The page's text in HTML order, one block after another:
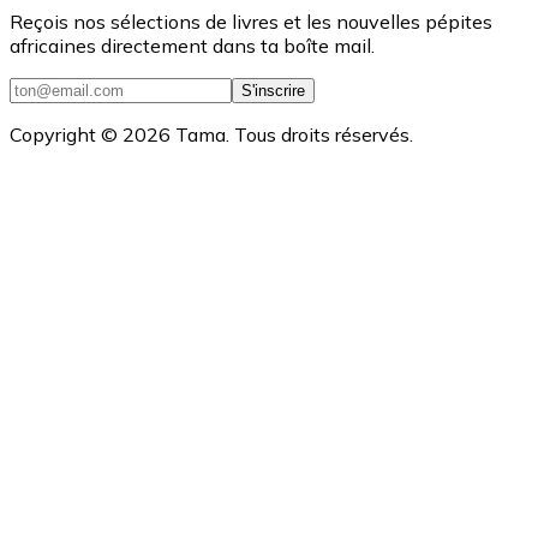
Reçois nos sélections de livres et les nouvelles pépites
africaines directement dans ta boîte mail.
S'inscrire
Copyright © 2026 Tama. Tous droits réservés.